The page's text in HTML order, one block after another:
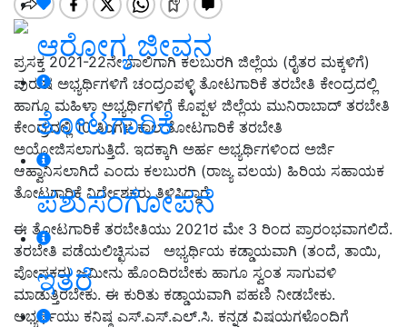
ಆರೋಗ್ಯ ಜೀವನ
ತೋಟಗಾರಿಕೆ
ಪಶುಸಂಗೋಪನೆ
ಇತರೆ
ಪ್ರಸಕ್ತ 2021-22ನೇ ಸಾಲಿಗಾಗಿ ಕಲಬುರಗಿ ಜಿಲ್ಲೆಯ (ರೈತರ ಮಕ್ಕಳಿಗೆ)
ಪುರುಷ ಅಭ್ಯರ್ಥಿಗಳಿಗೆ ಚಂದ್ರಂಪಳ್ಳಿ ತೋಟಗಾರಿಕೆ ತರಬೇತಿ ಕೇಂದ್ರದಲ್ಲಿ
ಹಾಗೂ ಮಹಿಳಾ ಅಭ್ಯರ್ಥಿಗಳಿಗೆ ಕೊಪ್ಪಳ ಜಿಲ್ಲೆಯ ಮುನಿರಾಬಾದ್ ತರಬೇತಿ
ಕೇಂದ್ರದಲ್ಲಿ 10 ತಿಂಗಳ ಕಾಲ ತೋಟಗಾರಿಕೆ ತರಬೇತಿ
ಅಯೋಜಿಸಲಾಗುತ್ತಿದೆ. ಇದಕ್ಕಾಗಿ ಅರ್ಹ ಅಭ್ಯರ್ಥಿಗಳಿಂದ ಅರ್ಜಿ
ಆಹ್ವಾನಿಸಲಾಗಿದೆ ಎಂದು ಕಲಬುರಗಿ (ರಾಜ್ಯ ವಲಯ) ಹಿರಿಯ ಸಹಾಯಕ
ತೋಟಗಾರಿಕೆ ನಿರ್ದೇಶಕರು ತಿಳಿಸಿದ್ದಾರೆ.
ಈ ತೋಟಗಾರಿಕೆ ತರಬೇತಿಯು 2021ರ ಮೇ 3 ರಿಂದ ಪ್ರಾರಂಭವಾಗಲಿದೆ.
ತರಬೇತಿ ಪಡೆಯಲಿಚ್ಛಿಸುವ ಅಭ್ಯರ್ಥಿಯ ಕಡ್ಡಾಯವಾಗಿ (ತಂದೆ, ತಾಯಿ,
ಪೋಷಕರ) ಜಮೀನು ಹೊಂದಿರಬೇಕು ಹಾಗೂ ಸ್ವಂತ ಸಾಗುವಳಿ
ಮಾಡುತ್ತಿರಬೇಕು. ಈ ಕುರಿತು ಕಡ್ಡಾಯವಾಗಿ ಪಹಣಿ ನೀಡಬೇಕು.
ಅಭ್ಯರ್ಥಿಯು ಕನಿಷ್ಠ ಎಸ್.ಎಸ್.ಎಲ್.ಸಿ. ಕನ್ನಡ ವಿಷಯಗಳೊಂದಿಗೆ